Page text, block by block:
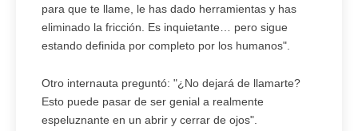
para que te llame, le has dado herramientas y has
eliminado la fricción. Es inquietante… pero sigue
estando definida por completo por los humanos".
Otro internauta preguntó: "¿No dejará de llamarte?
Esto puede pasar de ser genial a realmente
espeluznante en un abrir y cerrar de ojos".